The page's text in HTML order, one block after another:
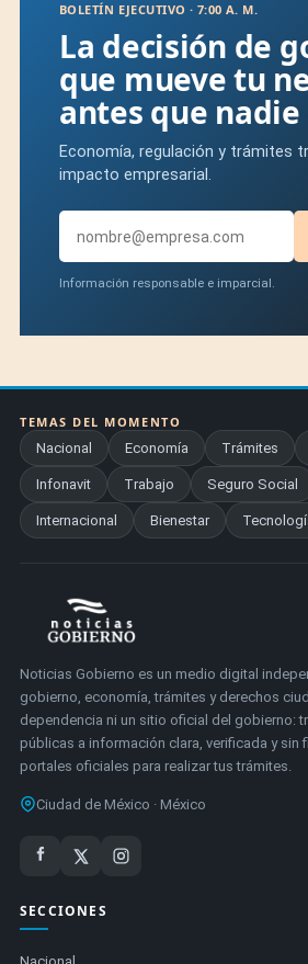
BOLETÍN EJECUTIVO · 7:00 A. M.
La decisión de
que mueve tu
antes que nadie
Economía, regulación y trámites
impacto empresarial.
Información responsable e imparcial.
TEMAS DEL MOMENTO
Nacional
Economía Trámites
Infonavit Trabajo Seguro Social
Internacional Bienestar
Noticias Gobierno es un medio digital
gobierno, economía, trámites y derechos
dependencia ni un sitio oficial del gobierno:
públicas a información clara, verificada y sin
portales oficiales para realizar tus trámites.
Ciudad de México · México
SECCIONES